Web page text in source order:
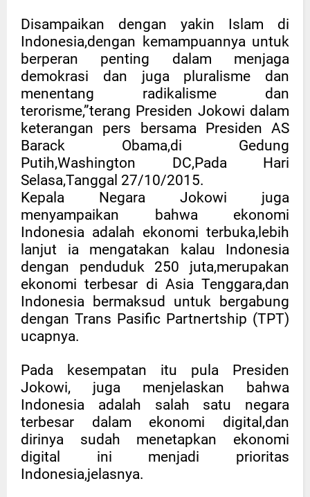
Disampaikan dengan yakin Islam di
Indonesia,dengan kemampuannya untuk
berperan penting dalam menjaga
demokrasi dan juga pluralisme dan
menentang radikalisme dan
terorisme,”terang Presiden Jokowi dalam
keterangan pers bersama Presiden AS
Barack Obama,di Gedung
Putih,Washington DC,Pada Hari
Selasa,Tanggal 27/10/2015.
Kepala Negara Jokowi juga
menyampaikan bahwa ekonomi
Indonesia adalah ekonomi terbuka,lebih
lanjut ia mengatakan kalau Indonesia
dengan penduduk 250 juta,merupakan
ekonomi terbesar di Asia Tenggara,dan
Indonesia bermaksud untuk bergabung
dengan Trans Pasific Partnertship (TPT)
ucapnya.
Pada kesempatan itu pula Presiden
Jokowi, juga menjelaskan bahwa
Indonesia adalah salah satu negara
terbesar dalam ekonomi digital,dan
dirinya sudah menetapkan ekonomi
digital ini menjadi prioritas
Indonesia,jelasnya.